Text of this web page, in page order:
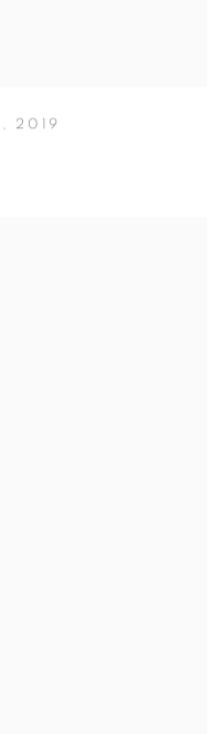
, 2019